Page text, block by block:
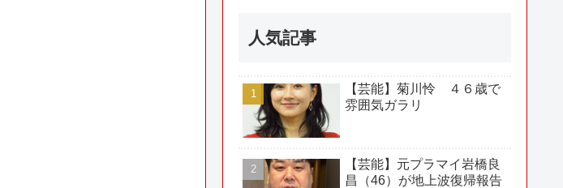
人気記事
【芸能】菊川怜 ４６歳で
雰囲気ガラリ
【芸能】元プラマイ岩橋良
昌（46）が地上波復帰報告